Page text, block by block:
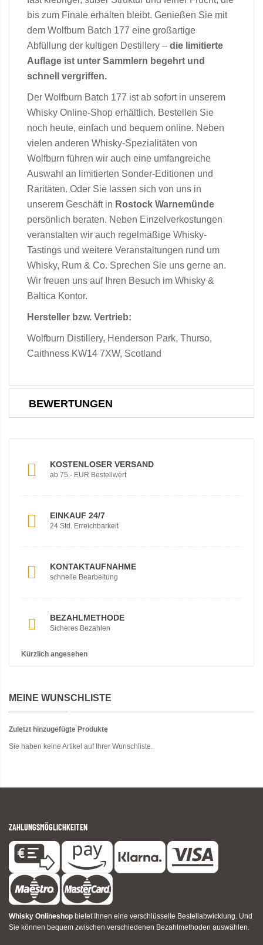
bis zum Finale erhalten bleibt. Genießen Sie mit
dem Wolfburn Batch 177 eine großartige
Abfüllung der kultigen Destillery – die limitierte
Auflage ist unter Sammlern begehrt und
schnell vergriffen.
Der Wolfburn Batch 177 ist ab sofort in unserem
Whisky Online-Shop erhältlich. Bestellen Sie
noch heute, einfach und bequem online. Neben
vielen anderen Whisky-Spezialitäten von
Wolfburn führen wir auch eine umfangreiche
Auswahl an limitierten Sonder-Editionen und
Raritäten. Oder Sie lassen sich von uns in
unserem Geschäft in Rostock Warnemünde
persönlich beraten. Neben Einzelverkostungen
veranstalten wir auch regelmäßige Whisky-
Tastings und weitere Veranstaltungen rund um
Whisky, Rum & Co. Sprechen Sie uns gerne an.
Wir freuen uns auf Ihren Besuch im Whisky &
Baltica Kontor.
Hersteller bzw. Vertrieb:
Wolfburn Distillery, Henderson Park, Thurso,
Caithness KW14 7XW, Scotland
BEWERTUNGEN
KOSTENLOSER VERSAND
ab 75,- EUR Bestellwert
EINKAUF 24/7
24 Std. Erreichbarkeit
KONTAKTAUFNAHME
schnelle Bearbeitung
BEZAHLMETHODE
Sicheres Bezahlen
Kürzlich angesehen
MEINE WUNSCHLISTE
Zuletzt hinzugefügte Produkte
Sie haben keine Artikel auf Ihrer Wunschliste.
ZAHLUNGSMÖGLICHKEITEN
Whisky Onlineshop bietet Ihnen eine verschlüsselte Bestellabwicklung. Und
Sie können bequem zwischen verschiedenen Bezahlmethoden auswählen.